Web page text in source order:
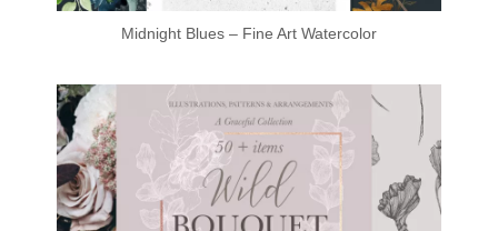
Midnight Blues – Fine Art Watercolor